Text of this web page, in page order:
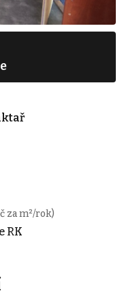
za m²/rok)
RK